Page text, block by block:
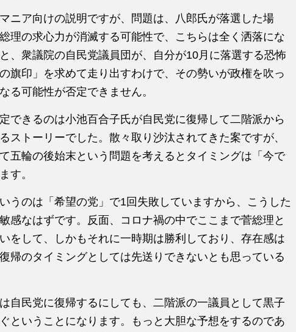
ニア向けの説明ですが、問題は、八郎氏が落選した場
理の求心力が消滅する可能性で、こちらは全く洒落にな
、衆議院の自民党議員団が、自分が10月に落選する恐怖
旗印」を求めて走り出すわけで、その勢いが政権を吹っ
る可能性が否定できません。
できるのは小池百合子氏が自民党に復帰して二階派から
ストーリーでした。散々取り沙汰されてきた案ですが、
五輪の後始末という問題を考えるとタイミングは「今で
す。
うのは「希望の党」で1回失敗していますから、こうした
感なはずです。反面、コロナ禍の中でここまで菅総理と
をして、しかもそれに一時期は勝利しており、存在感は
帰のタイミングとしては先送りできないとも思っている
自民党に復帰するにしても、二階派の一議員として黒子
ということになります。もっと大胆な予想をするのであ